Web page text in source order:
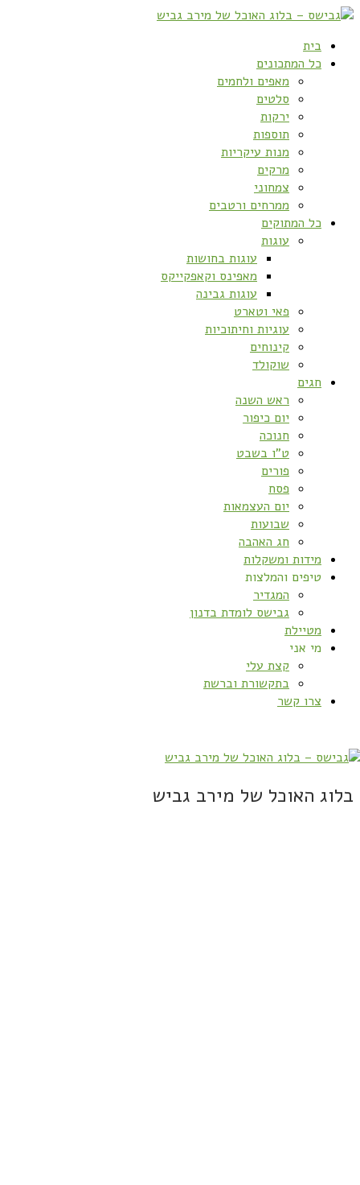
בית
כל המתכונים
מאפים ולחמים
סלטים
ירקות
תוספות
מנות עיקריות
מרקים
צמחוני
ממרחים ורטבים
כל המתוקים
עוגות
עוגות בחושות
מאפינס וקאפקייקס
עוגות גבינה
פאי וטארט
עוגיות וחיתוכיות
קינוחים
שוקולד
חגים
ראש השנה
יום כיפור
חנוכה
ט”ו בשבט
פורים
פסח
יום העצמאות
שבועות
חג האהבה
מידות ומשקלות
טיפים והמלצות
המגדיר
גבישס לומדת בדנון
מטיילת
מי אני
קצת עלי
בתקשורת וברשת
צרו קשר
בלוג האוכל של מירב גביש